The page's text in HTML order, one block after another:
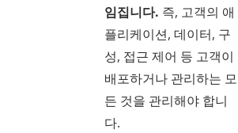
임집니다. 즉, 고객의 애
플리케이션, 데이터, 구
성, 접근 제어 등 고객이
배포하거나 관리하는 모
든 것을 관리해야 합니
다.